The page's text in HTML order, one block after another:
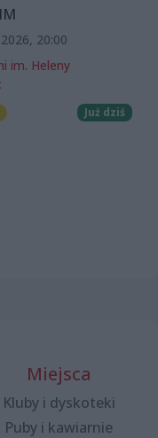
20:00
im. Heleny
Już dziś
Miejsca
Kluby i dyskoteki
Puby i kawiarnie